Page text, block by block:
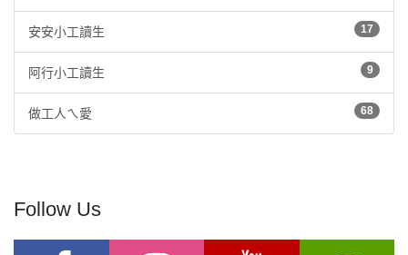
安安小工讀生 17
阿行小工讀生 9
做工人ㄟ愛 68
Follow Us